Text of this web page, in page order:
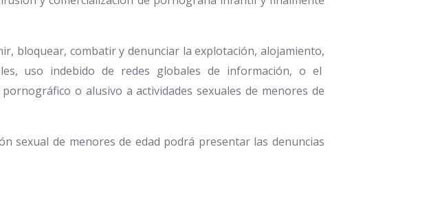
bloquear, combatir y denunciar la explotación, alojamiento,
uso indebido de redes globales de información, o el
o alusivo a actividades sexuales de menores de
sexual de menores de edad podrá presentar las denuncias